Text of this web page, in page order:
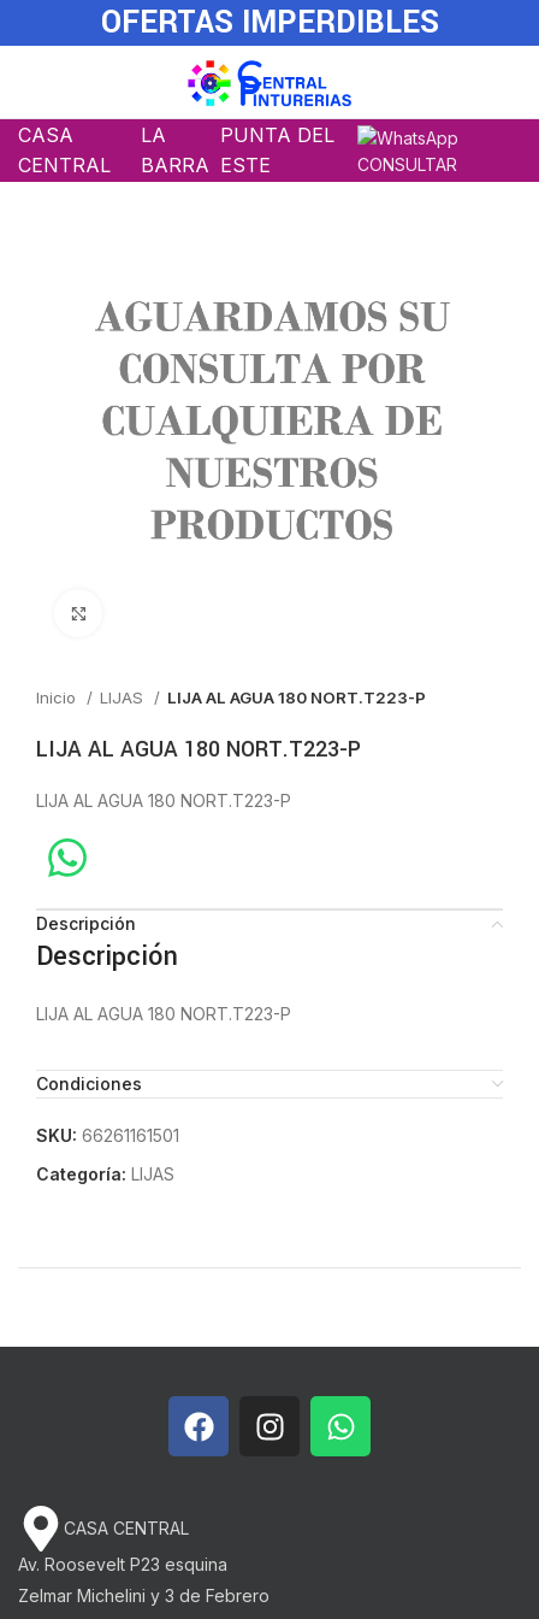
OFERTAS IMPERDIBLES
CASA
CENTRAL
LA
BARRA
PUNTA DEL
ESTE
CONSULTAR
Inicio LIJAS LIJA AL AGUA 180 NORT.T223-P
LIJA AL AGUA 180 NORT.T223-P
LIJA AL AGUA 180 NORT.T223-P
Descripción
Descripción
LIJA AL AGUA 180 NORT.T223-P
Condiciones
SKU: 66261161501
Categoría: LIJAS
CASA CENTRAL
Av. Roosevelt P23 esquina
Zelmar Michelini y 3 de Febrero​